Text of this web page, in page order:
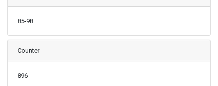
85-98
Counter
896